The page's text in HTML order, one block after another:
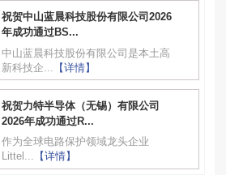
祝贺中山蓝晨科技股份有限公司2026
年成功通过BS...
中山蓝晨科技股份有限公司是本土高
新科技企...
【详情】
祝贺力特半导体（无锡）有限公司
2026年成功通过R...
作为全球电路保护领域龙头企业
Littel... 【详情】